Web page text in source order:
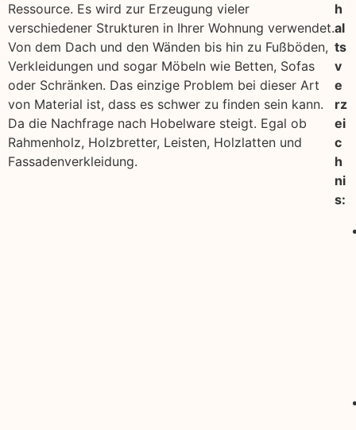
Ressource. Es wird zur Erzeugung vieler
verschiedener Strukturen in Ihrer Wohnung verwendet.
Von dem Dach und den Wänden bis hin zu Fußböden,
Verkleidungen und sogar Möbeln wie Betten, Sofas
oder Schränken. Das einzige Problem bei dieser Art
von Material ist, dass es schwer zu finden sein kann.
Da die Nachfrage nach Hobelware steigt. Egal ob
Rahmenholz, Holzbretter, Leisten, Holzlatten und
Fassadenverkleidung.
h
al
ts
v
e
rz
ei
c
h
ni
s: